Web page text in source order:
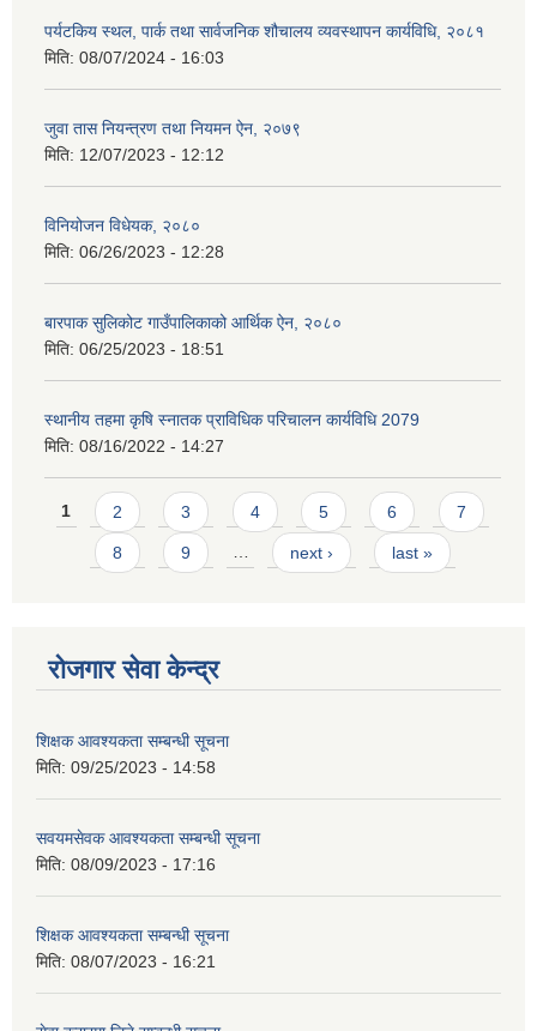
पर्यटकिय स्थल, पार्क तथा सार्वजनिक शौचालय व्यवस्थापन कार्यविधि, २०८१
मिति: 08/07/2024 - 16:03
जुवा तास नियन्त्रण तथा नियमन ऐन, २०७९
मिति: 12/07/2023 - 12:12
विनियोजन विधेयक, २०८०
मिति: 06/26/2023 - 12:28
बारपाक सुलिकोट गाउँपालिकाको आर्थिक ऐन, २०८०
मिति: 06/25/2023 - 18:51
स्थानीय तहमा कृषि स्नातक प्राविधिक परिचालन कार्यविधि 2079
मिति: 08/16/2022 - 14:27
Pages
1 2 3 4 5 6 7
8 9 … next › last »
रोजगार सेवा केन्द्र
शिक्षक आवश्यकता सम्बन्धी सूचना
मिति: 09/25/2023 - 14:58
सवयमसेवक आवश्यकता सम्बन्धी सूचना
मिति: 08/09/2023 - 17:16
शिक्षक आवश्यकता सम्बन्धी सूचना
मिति: 08/07/2023 - 16:21